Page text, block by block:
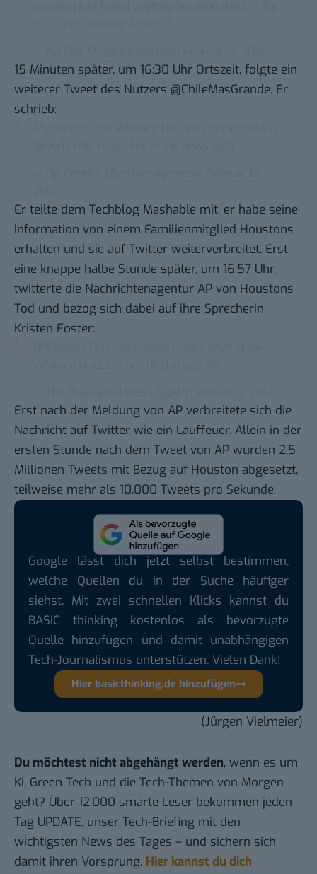
15 Minuten später, um 16:30 Uhr Ortszeit, folgte ein
weiterer Tweet des Nutzers @ChileMasGrande. Er
schrieb:
Er teilte dem Techblog Mashable mit, er habe seine
Information von einem Familienmitglied Houstons
erhalten und sie auf Twitter weiterverbreitet. Erst
eine knappe halbe Stunde später, um 16:57 Uhr,
twitterte die Nachrichtenagentur AP von Houstons
Tod und bezog sich dabei auf ihre Sprecherin
Kristen Foster:
Erst nach der Meldung von AP verbreitete sich die
Nachricht auf Twitter wie ein Lauffeuer. Allein in der
ersten Stunde nach dem Tweet von AP wurden 2,5
Millionen Tweets mit Bezug auf Houston abgesetzt,
teilweise mehr als 10.000 Tweets pro Sekunde.
Google lässt dich jetzt selbst bestimmen,
welche Quellen du in der Suche häufiger
siehst. Mit zwei schnellen Klicks kannst du
BASIC thinking kostenlos als bevorzugte
Quelle hinzufügen und damit unabhängigen
Tech-Journalismus unterstützen. Vielen Dank!
Hier basicthinking.de hinzufügen
(Jürgen Vielmeier)
Du möchtest nicht abgehängt werden, wenn es um
KI, Green Tech und die Tech-Themen von Morgen
geht? Über 12.000 smarte Leser bekommen jeden
Tag UPDATE, unser Tech-Briefing mit den
wichtigsten News des Tages – und sichern sich
damit ihren Vorsprung. Hier kannst du dich